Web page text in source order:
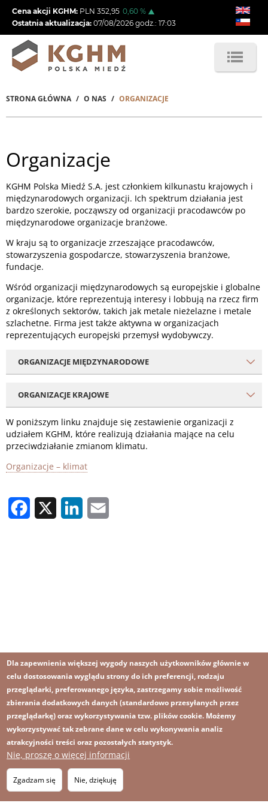
Przejdź
treści
Cena akcji KGHM: PLN 352,95 0,60 %
Ostatnia aktualizacja: 07/08/2026 godz.: 17:03
Ścieżka
STRONA GŁÓWNA O NAS ORGANIZACJE
Organizacje
KGHM Polska Miedź S.A. jest członkiem kilkunastu krajowych i
międzynarodowych organizacji. Ich spektrum działania jest
bardzo szerokie, począwszy od organizacji pracodawców po
międzynarodowe organizacje branżowe.
W kraju są to organizacje zrzeszające pracodawców,
stowarzyszenia gospodarcze, stowarzyszenia branżowe,
fundacje.
Wśród organizacji międzynarodowych są europejskie i globalne
organizacje, które reprezentują interesy i lobbują na rzecz firm
z określonych sektorów, takich jak metale nieżelazne i metale
szlachetne. Firma jest także aktywna w organizacjach
reprezentujących europejski przemysł wydobywczy.
ORGANIZACJE MIĘDZYNARODOWE
ORGANIZACJE KRAJOWE
W poniższym linku znajduje się zestawienie organizacji z
udziałem KGHM, które realizują działania mające na celu
przeciwdziałanie zmianom klimatu.
Organizacje – klimat
Facebook LinkedIn
Footer
menu
Zapisz się na newsletter
Obraz
MAPA STRONY
OBRAZ
Dla zapewnienia większej wygody naszych użytkowników głównie w
celu dostosowania wyglądu strony do ich preferencji, rodzaju
przeglądarki, preferowanego języka, zastrzegamy sobie możliwość
zbierania dodatkowych danych (standardowo przesyłanych przez
przeglądarkę) oraz wykorzystywania tzw. plików cookie. Możemy
wykorzystywać tak zebrane dane w celu wykonywania analiz
atrakcyjności treści oraz pozostałych statystyk.
Nie, proszę o więcej informacji
Zgadzam się Nie, dziękuję